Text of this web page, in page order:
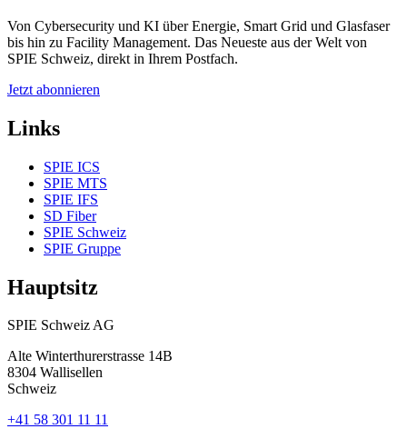
Von Cybersecurity und KI über Energie, Smart Grid und Glasfaser
bis hin zu Facility Management. Das Neueste aus der Welt von
SPIE Schweiz, direkt in Ihrem Postfach.
Jetzt abonnieren
Links
SPIE ICS
SPIE MTS
SPIE IFS
SD Fiber
SPIE Schweiz
SPIE Gruppe
Hauptsitz
SPIE Schweiz AG
Alte Winterthurerstrasse 14B
8304 Wallisellen
Schweiz
+41 58 301 11 11